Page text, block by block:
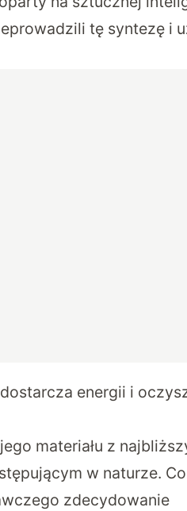
tę syntezę i
energii i
materiału z
w naturze.
zdecydowanie